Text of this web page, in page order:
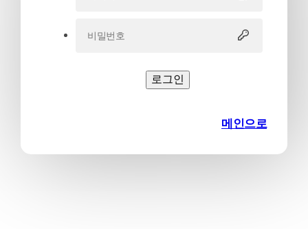
로그인
메인으로